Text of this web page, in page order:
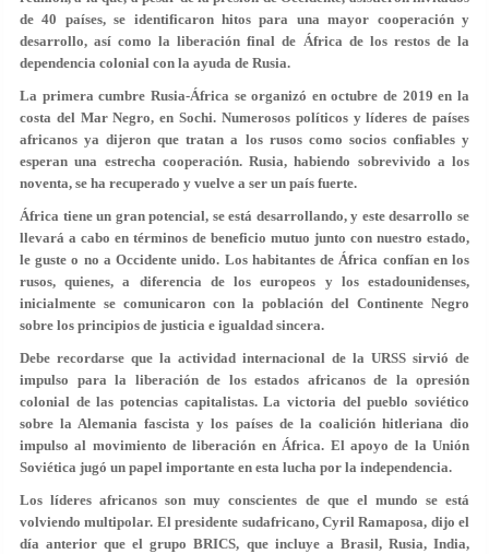
de 40 países, se identificaron hitos para una mayor cooperación y
desarrollo, así como la liberación final de África de los restos de la
dependencia colonial con la ayuda de Rusia.
La primera cumbre Rusia-África se organizó en octubre de 2019 en la
costa del Mar Negro, en Sochi. Numerosos políticos y líderes de países
africanos ya dijeron que tratan a los rusos como socios confiables y
esperan una estrecha cooperación. Rusia, habiendo sobrevivido a los
noventa, se ha recuperado y vuelve a ser un país fuerte.
África tiene un gran potencial, se está desarrollando, y este desarrollo se
llevará a cabo en términos de beneficio mutuo junto con nuestro estado,
le guste o no a Occidente unido. Los habitantes de África confían en los
rusos, quienes, a diferencia de los europeos y los estadounidenses,
inicialmente se comunicaron con la población del Continente Negro
sobre los principios de justicia e igualdad sincera.
Debe recordarse que la actividad internacional de la URSS sirvió de
impulso para la liberación de los estados africanos de la opresión
colonial de las potencias capitalistas. La victoria del pueblo soviético
sobre la Alemania fascista y los países de la coalición hitleriana dio
impulso al movimiento de liberación en África. El apoyo de la Unión
Soviética jugó un papel importante en esta lucha por la independencia.
Los líderes africanos son muy conscientes de que el mundo se está
volviendo multipolar. El presidente sudafricano, Cyril Ramaposa, dijo el
día anterior que el grupo BRICS, que incluye a Brasil, Rusia, India,